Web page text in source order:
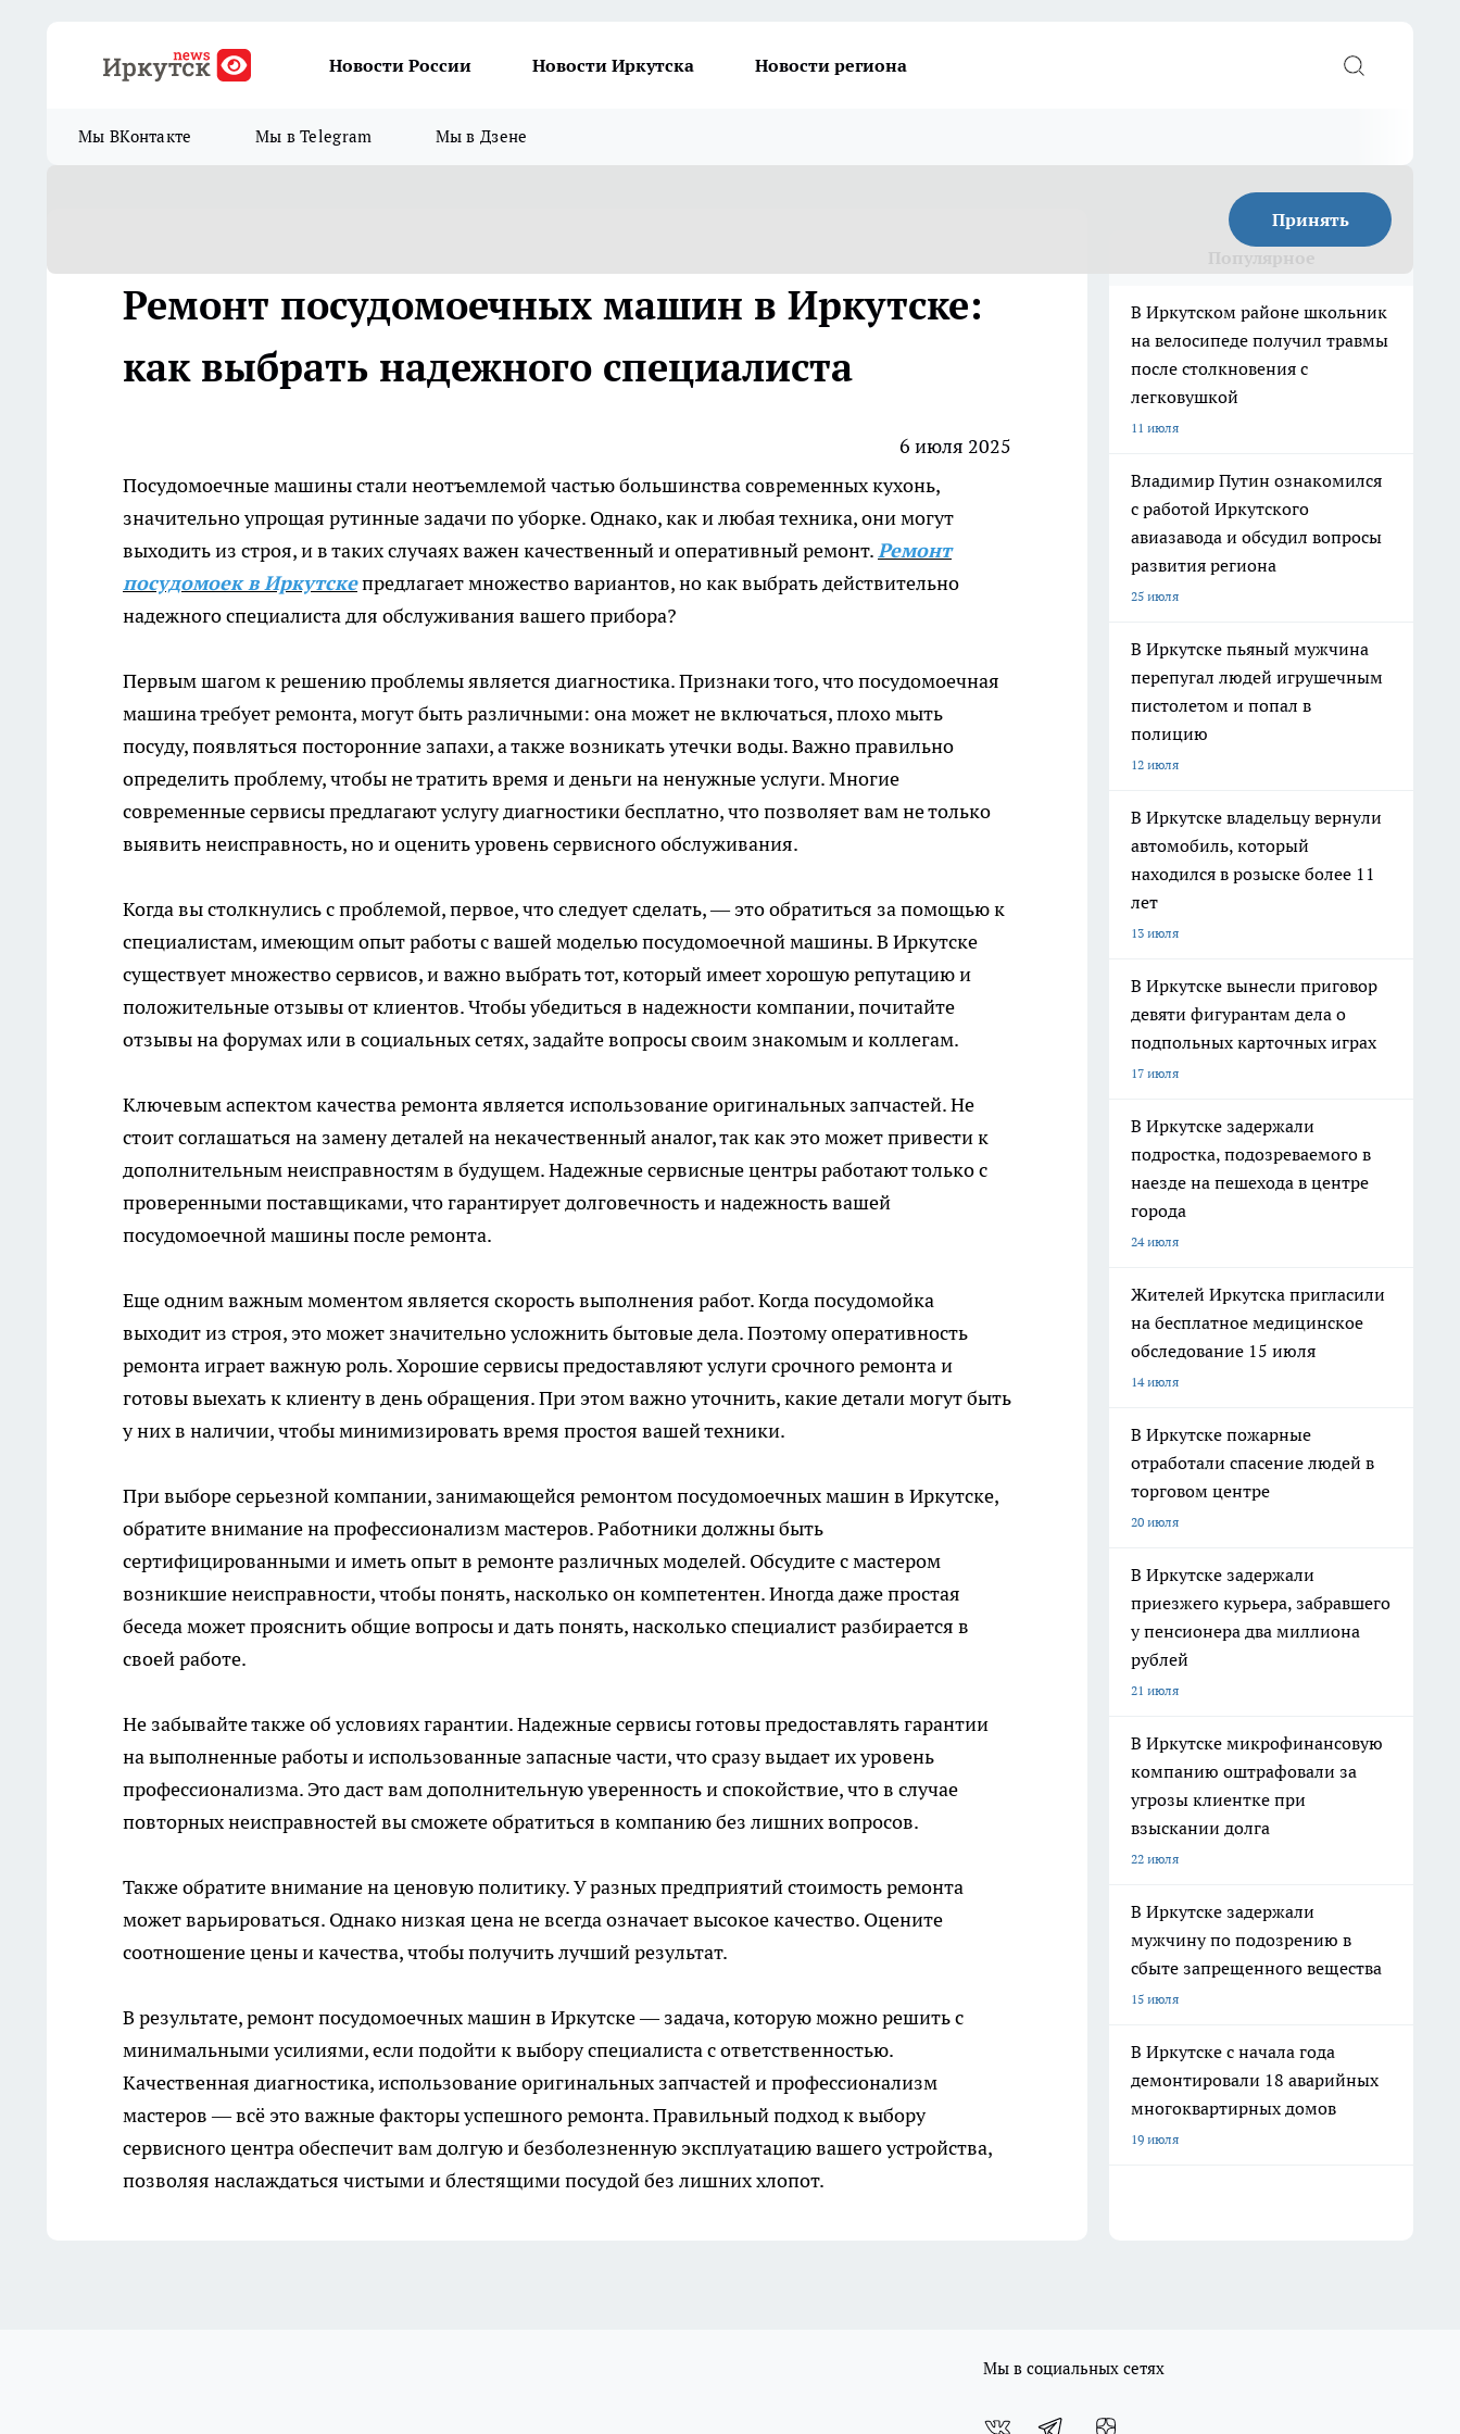
Новости России Новости Иркутска Новости региона
Мы ВКонтакте Мы в Telegram Мы в Дзене
Принять
Ремонт посудомоечных машин в Иркутске:
как выбрать надежного специалиста
6 июля 2025
Посудомоечные машины стали неотъемлемой частью большинства современных кухонь,
значительно упрощая рутинные задачи по уборке. Однако, как и любая техника, они могут
выходить из строя, и в таких случаях важен качественный и оперативный ремонт.Ремонт
посудомоек в Иркутскепредлагает множество вариантов, но как выбрать действительно
надежного специалиста для обслуживания вашего прибора?
Первым шагом к решению проблемы является диагностика. Признаки того, что посудомоечная
машина требует ремонта, могут быть различными: она может не включаться, плохо мыть
посуду, появляться посторонние запахи, а также возникать утечки воды. Важно правильно
определить проблему, чтобы не тратить время и деньги на ненужные услуги. Многие
современные сервисы предлагают услугу диагностики бесплатно, что позволяет вам не только
выявить неисправность, но и оценить уровень сервисного обслуживания.
Когда вы столкнулись с проблемой, первое, что следует сделать, — это обратиться за помощью к
специалистам, имеющим опыт работы с вашей моделью посудомоечной машины. В Иркутске
существует множество сервисов, и важно выбрать тот, который имеет хорошую репутацию и
положительные отзывы от клиентов. Чтобы убедиться в надежности компании, почитайте
отзывы на форумах или в социальных сетях, задайте вопросы своим знакомым и коллегам.
Ключевым аспектом качества ремонта является использование оригинальных запчастей. Не
стоит соглашаться на замену деталей на некачественный аналог, так как это может привести к
дополнительным неисправностям в будущем. Надежные сервисные центры работают только с
проверенными поставщиками, что гарантирует долговечность и надежность вашей
посудомоечной машины после ремонта.
Еще одним важным моментом является скорость выполнения работ. Когда посудомойка
выходит из строя, это может значительно усложнить бытовые дела. Поэтому оперативность
ремонта играет важную роль. Хорошие сервисы предоставляют услуги срочного ремонта и
готовы выехать к клиенту в день обращения. При этом важно уточнить, какие детали могут быть
у них в наличии, чтобы минимизировать время простоя вашей техники.
При выборе серьезной компании, занимающейся ремонтом посудомоечных машин в Иркутске,
обратите внимание на профессионализм мастеров. Работники должны быть
сертифицированными и иметь опыт в ремонте различных моделей. Обсудите с мастером
возникшие неисправности, чтобы понять, насколько он компетентен. Иногда даже простая
беседа может прояснить общие вопросы и дать понять, насколько специалист разбирается в
своей работе.
Не забывайте также об условиях гарантии. Надежные сервисы готовы предоставлять гарантии
на выполненные работы и использованные запасные части, что сразу выдает их уровень
профессионализма. Это даст вам дополнительную уверенность и спокойствие, что в случае
повторных неисправностей вы сможете обратиться в компанию без лишних вопросов.
Также обратите внимание на ценовую политику. У разных предприятий стоимость ремонта
может варьироваться. Однако низкая цена не всегда означает высокое качество. Оцените
соотношение цены и качества, чтобы получить лучший результат.
В результате, ремонт посудомоечных машин в Иркутске — задача, которую можно решить с
минимальными усилиями, если подойти к выбору специалиста с ответственностью.
Качественная диагностика, использование оригинальных запчастей и профессионализм
мастеров — всё это важные факторы успешного ремонта. Правильный подход к выбору
сервисного центра обеспечит вам долгую и безболезненную эксплуатацию вашего устройства,
позволяя наслаждаться чистыми и блестящими посудой без лишних хлопот.
В Иркутском районе школьник
на велосипеде получил травмы
после столкновения с
легковушкой
11 июля
Владимир Путин ознакомился
с работой Иркутского
авиазавода и обсудил вопросы
развития региона
25 июля
В Иркутске пьяный мужчина
перепугал людей игрушечным
пистолетом и попал в
полицию
12 июля
В Иркутске владельцу вернули
автомобиль, который
находился в розыске более 11
лет
13 июля
В Иркутске вынесли приговор
девяти фигурантам дела о
подпольных карточных играх
17 июля
В Иркутске задержали
подростка, подозреваемого в
наезде на пешехода в центре
города
24 июля
Жителей Иркутска пригласили
на бесплатное медицинское
обследование 15 июля
14 июля
В Иркутске пожарные
отработали спасение людей в
торговом центре
20 июля
В Иркутске задержали
приезжего курьера, забравшего
у пенсионера два миллиона
рублей
21 июля
В Иркутске микрофинансовую
компанию оштрафовали за
угрозы клиентке при
взыскании долга
22 июля
В Иркутске задержали
мужчину по подозрению в
сбыте запрещенного вещества
15 июля
В Иркутске с начала года
демонтировали 18 аварийных
многоквартирных домов
19 июля
Мы в социальных сетях